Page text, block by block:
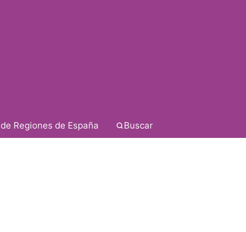
Regiones de España Buscar